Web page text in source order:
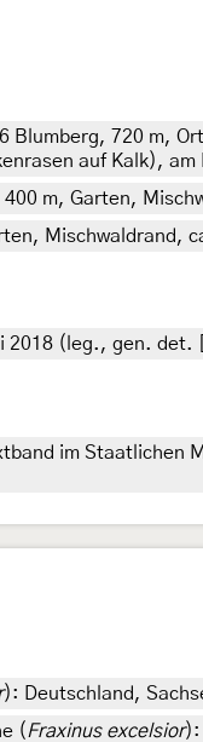
720 m,
auf Kalk),
m, Garten,
Mischwaldrand,
(leg., gen.
im Staatlichen
): Deutschland,
( Fraxinus excelsior):